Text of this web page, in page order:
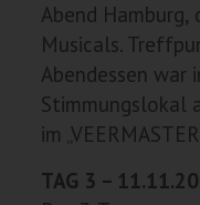
Abend
Musicals.
Abendessen war
Stimmungslokal
im
TAG 3 –